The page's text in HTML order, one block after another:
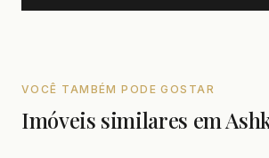
VOCÊ TAMBÉM PODE GOSTAR
Imóveis similares em